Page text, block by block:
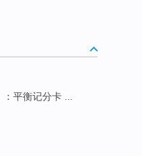
平衡记分卡 ...